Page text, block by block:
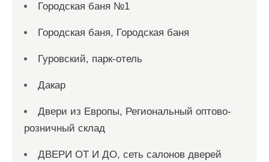
Городская баня №1
Городская баня, Городская баня
Гуровский, парк-отель
Дакар
Двери из Европы, Региональный оптово-
розничный склад
ДВЕРИ ОТ И ДО, сеть салонов дверей